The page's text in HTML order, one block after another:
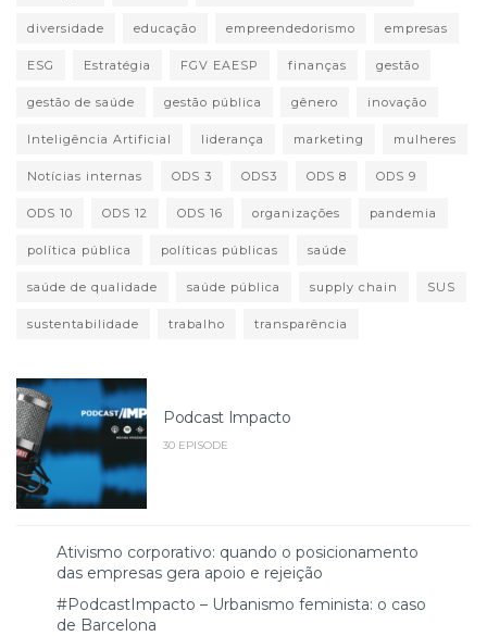
diversidade educação empreendedorismo empresas
ESG Estratégia FGV EAESP finanças gestão
gestão de saúde gestão pública gênero inovação
Inteligência Artificial liderança marketing mulheres
Notícias internas ODS 3 ODS3 ODS 8 ODS 9
ODS 10 ODS 12 ODS 16 organizações pandemia
política pública políticas públicas saúde
saúde de qualidade saúde pública supply chain SUS
sustentabilidade trabalho transparência
Podcast Impacto
30 EPISODE
Ativismo corporativo: quando o posicionamento
das empresas gera apoio e rejeição
#PodcastImpacto – Urbanismo feminista: o caso
de Barcelona